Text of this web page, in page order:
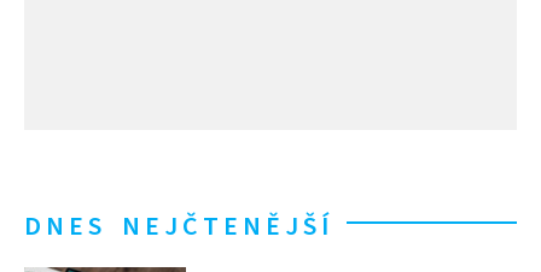
DNES NEJČTENĚJŠÍ